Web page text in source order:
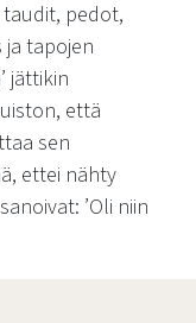
pedot,
ja tapojen
jättikin
että
sen
ettei nähty
’Oli niin